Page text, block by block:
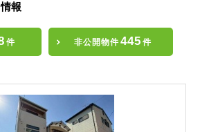
報
件 非公開物件 445 件